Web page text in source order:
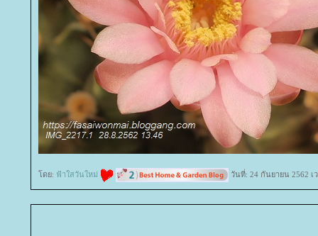
ดย: ฟ้าใสวันใหม่ วันที่: 24 กันยายน 2562 เ